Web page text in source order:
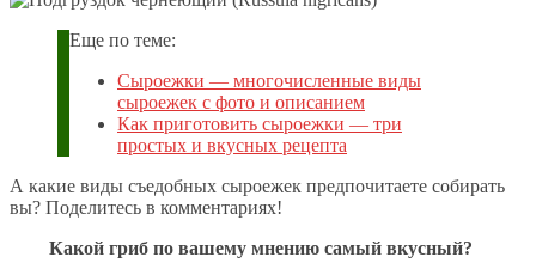
Еще по теме:
Сыроежки — многочисленные виды
сыроежек с фото и описанием
Как приготовить сыроежки — три
простых и вкусных рецепта
А какие виды съедобных сыроежек предпочитаете собирать
вы? Поделитесь в комментариях!
Какой гриб по вашему мнению самый вкусный?